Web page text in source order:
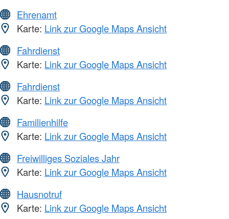
Ehrenamt
Karte: Link zur Google Maps Ansicht
Fahrdienst
Karte: Link zur Google Maps Ansicht
Fahrdienst
Karte: Link zur Google Maps Ansicht
Familienhilfe
Karte: Link zur Google Maps Ansicht
Freiwilliges Soziales Jahr
Karte: Link zur Google Maps Ansicht
Hausnotruf
Karte: Link zur Google Maps Ansicht